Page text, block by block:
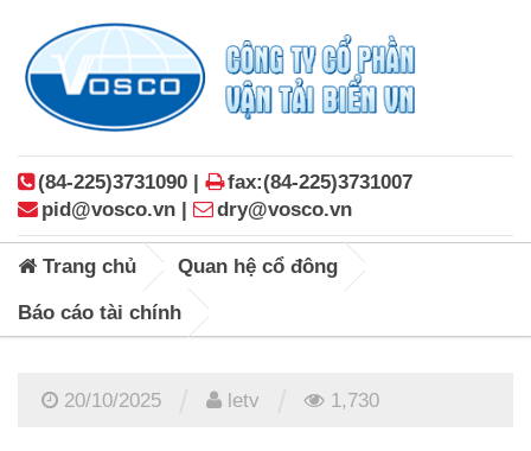
(84-225)3731090 |
fax:(84-225)3731007
pid@vosco.vn |
dry@vosco.vn
Trang chủ Quan hệ cổ đông
Báo cáo tài chính
20/10/2025 letv 1,730